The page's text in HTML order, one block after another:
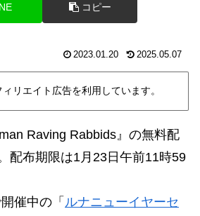
コピー
2023.01.20 2025.05.07
リエイト広告を利用しています。
Raving Rabbids』 の無料配
配布期限は1月23日午前11時59
催中の「 ルナニューイヤーセ